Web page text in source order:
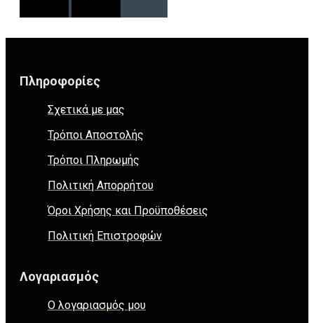
Πληροφορίες
Σχετικά με μας
Τρόποι Αποστολής
Τρόποι Πληρωμής
Πολιτική Απορρήτου
Όροι Χρήσης και Προϋποθέσεις
Πολιτική Επιστροφών
Λογαριασμός
Ο λογαριασμός μου